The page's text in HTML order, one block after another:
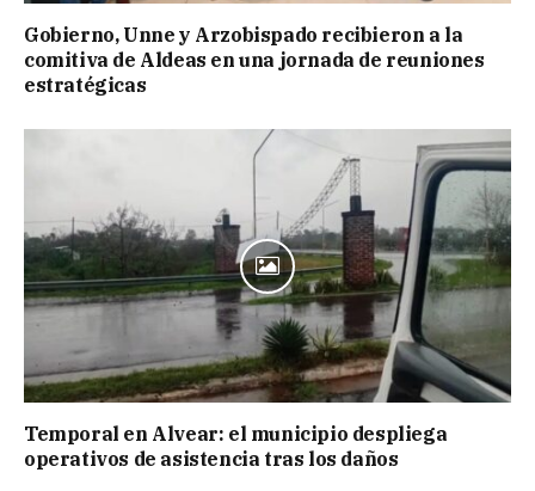
Gobierno, Unne y Arzobispado recibieron a la
comitiva de Aldeas en una jornada de reuniones
estratégicas
Temporal en Alvear: el municipio despliega
operativos de asistencia tras los daños